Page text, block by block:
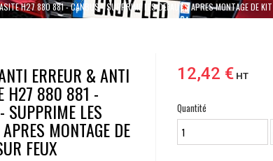
H27 880 881 - CANBUS - SUPPRIME LES DEFAUTS APRES MONTAGE DE KIT
ERREUR & ANTI
H27 880 881 -
SUPPRIME LES
MONTAGE DE
FEUX
12,42 €HT
Quantité